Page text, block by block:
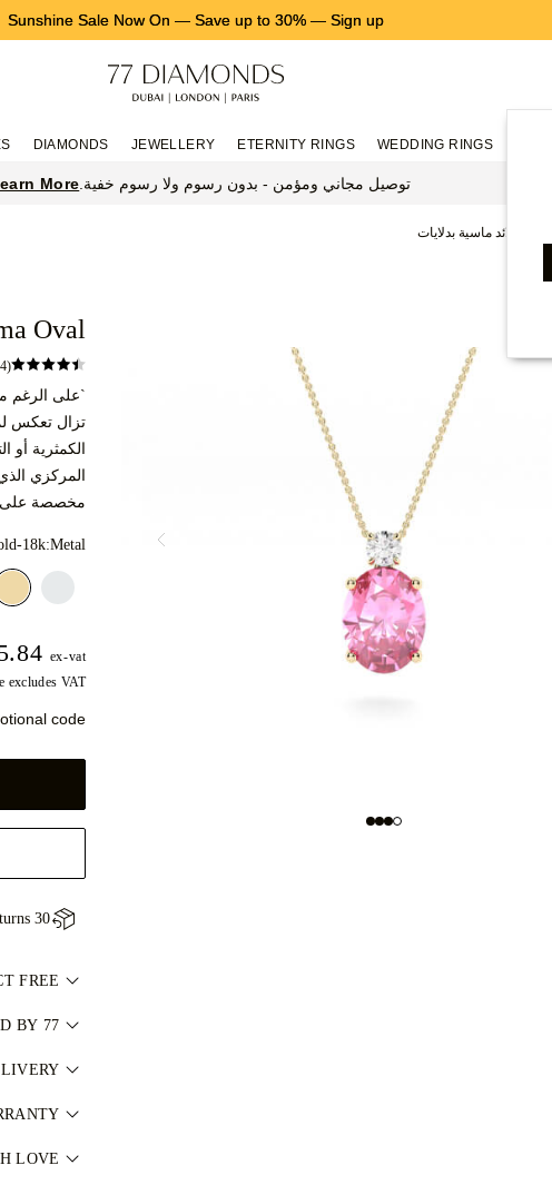
Sunshine Sale Now On — Save up to 30% — Sign up
WEDDING RINGS
ETERNITY RINGS
JEWELLERY
DIAMONDS
توصيل مجاني ومؤمن - بدون رسوم ولا رسوم خفية. More
قلائد ماسية بدلايات
Oval
(134)
`على الرغم
تزال تعكس
الكمثرية أو
المركزي
مخصصة على
Metal:
18k
ex-vat
excludes VAT
code
30 Day Returns
FREE
جميع
كما يتم
المسؤول.
BY 77
at a time.
jewellers.
via our
LOVE